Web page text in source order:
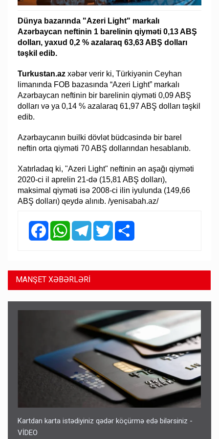
Dünya bazarında "Azeri Light" markalı
Azərbaycan neftinin 1 barelinin qiyməti 0,13 ABŞ
dolları, yaxud 0,2 % azalaraq 63,63 ABŞ dolları
təşkil edib.
Turkustan.az xəbər verir ki, Türkiyənin Ceyhan
limanında FOB bazasında “Azeri Light” markalı
Azərbaycan neftinin bir barelinin qiyməti 0,09 ABŞ
dolları və ya 0,14 % azalaraq 61,97 ABŞ dolları təşkil
edib.
Azərbaycanın builki dövlət büdcəsində bir barel
neftin orta qiyməti 70 ABŞ dollarından hesablanıb.
Xatırladaq ki, "Azeri Light" neftinin ən aşağı qiyməti
2020-ci il aprelin 21-də (15,81 ABŞ dolları),
maksimal qiyməti isə 2008-ci ilin iyulunda (149,66
ABŞ dolları) qeydə alınıb. /yenisabah.az/
FacebookWhatsAppTelegramTwitter
MANŞET XƏBƏRLƏRİ
Kartdan karta istədiyiniz qədər köçürmə edə bilərsiniz -
VİDEO